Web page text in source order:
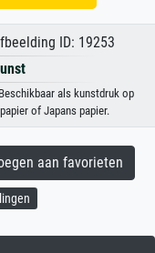
ID: 19253
als kunstdruk op
of Japans papier.
aan favorieten